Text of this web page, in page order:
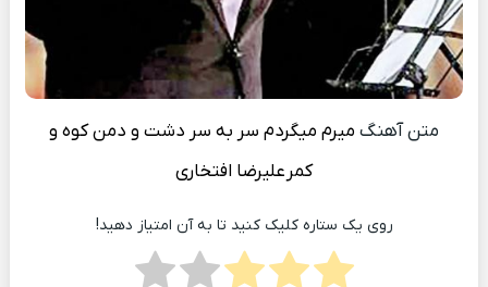
متن آهنگ میرم میگردم سر به سر دشت و دمن کوه و
کمرعلیرضا افتخاری
روی یک ستاره کلیک کنید تا به آن امتیاز دهید!